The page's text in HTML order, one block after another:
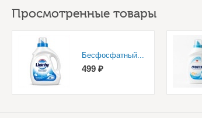
Просмотренные товары
Бесфосфатный...
499 ₽